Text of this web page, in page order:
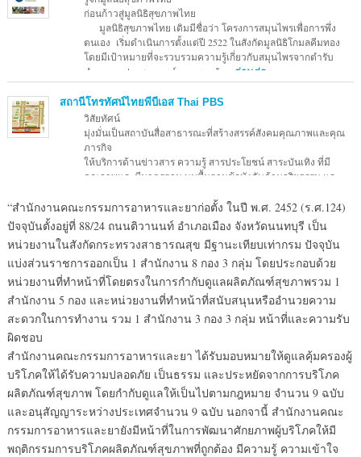
ก่อนก้าวสู่มูลนิธิสุขภาพไทย
มูลนิธิสุขภาพไทย เดิมมีชื่อว่า โครงการสมุนไพรเพื่อการพึ่ง
ตนเอง เริ่มดำเนินการตั้งแต่ปี 2522 ในสังกัดมูลนิธิโกมลคีมทอง
โดยมีเป้าหมายที่จะรวบรวมความรู้เกี่ยวกับสมุนไพรจากตำรับ
ตำราและประสบการณ์ ของชาวบ้าน
อ่านต่อ →
สถานีโทรทัศน์ไทยพีบีเอส Thai PBS
วิสัยทัศน์
มุ่งมั่นเป็นสถาบันสื่อสาธารณะที่สร้างสรรค์สังคมคุณภาพและคุณ
ภารกิจ
ให้บริการด้านข่าวสาร ความรู้ สารประโยชน์ สาระบันเทิง ที่มี
คุณภาพและมีมาตรฐาน บนพื้นฐานข้อบังคับด้านจริยธรรม และ
→
“สำนักงานคณะกรรมการอาหารและยาก่อตั้ง ในปี พ.ศ. 2452 (ร.ศ.124)
ปัจจุบันตั้งอยู่ที่ 88/24 ถนนติวานนท์ อำเภอเมือง จังหวัดนนทบุรี เป็น
หน่วยงานในสังกัดกระทรวงสาธารณสุข มีฐานะเทียบเท่ากรม ปัจจุบัน
แบ่งส่วนราชการออกเป็น 1 สำนักงาน 8 กอง 3 กลุ่ม โดยประกอบด้วย
หน่วยงานที่ทำหน้าที่โดยตรงในการกำกับดูแลผลิตภัณฑ์สุขภาพรวม 1
สำนักงาน 5 กอง และหน่วยงานที่ทำหน้าที่สนับสนุนหรืออำนวยความ
สะดวกในการทำงาน รวม 1 สำนักงาน 3 กอง 3 กลุ่ม หน้าที่และความรับ
ผิดชอบ
สำนักงานคณะกรรมการอาหารและยา ได้รับมอบหมายให้ดูแลคุ้มครองผู้
บริโภคให้ได้รับความปลอดภัย เป็นธรรม และประหยัดจากการบริโภค
ผลิตภัณฑ์สุขภาพ โดยกำกับดูแลให้เป็นไปตามกฎหมาย จำนวน 9 ฉบับ
และอนุสัญญาระหว่างประเทศจำนวน 9 ฉบับ นอกจานี้ สำนักงานคณะ
กรรมการอาหารและยายังมีหน้าที่ในการพัฒนาศักยภาพผู้บริโภคให้มี
พฤติกรรมการบริโภคผลิตภัณฑ์สุขภาพที่ถูกต้อง มีความรู้ ความเข้าใจ